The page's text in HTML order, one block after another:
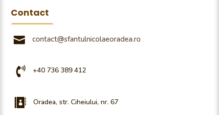
Contact
 contact@sfantulnicolaeoradea.ro
 +40 736 389 412
 Oradea, str. Ciheiului, nr. 67